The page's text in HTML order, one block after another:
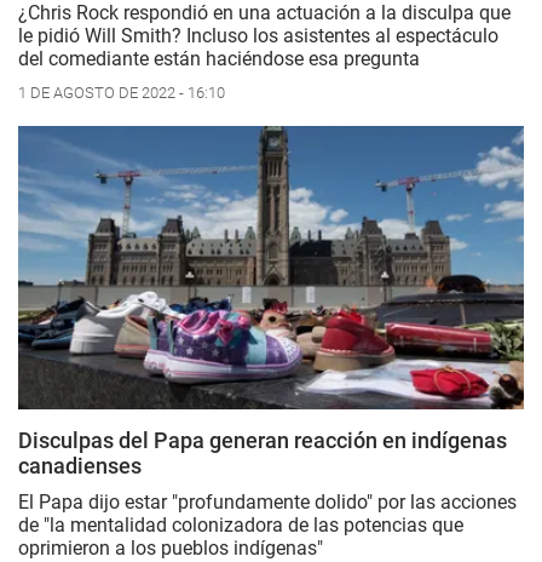
¿Chris Rock respondió en una actuación a la disculpa que
le pidió Will Smith? Incluso los asistentes al espectáculo
del comediante están haciéndose esa pregunta
1 DE AGOSTO DE 2022 - 16:10
Disculpas del Papa generan reacción en indígenas
canadienses
El Papa dijo estar "profundamente dolido" por las acciones
de "la mentalidad colonizadora de las potencias que
oprimieron a los pueblos indígenas"